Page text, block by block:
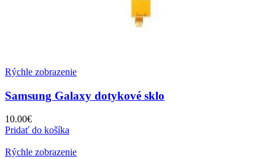
Rýchle zobrazenie
Samsung Galaxy dotykové sklo
10.00€
Pridať do košíka
Rýchle zobrazenie